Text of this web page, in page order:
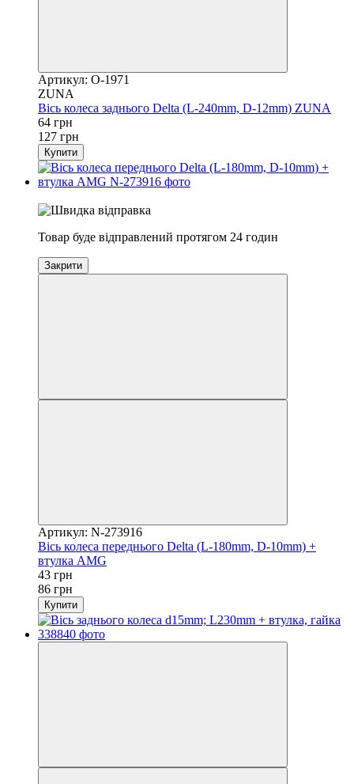
Артикул: O-1971
ZUNA
Вісь колеса заднього Delta (L-240mm, D-12mm) ZUNA
64 грн
127 грн
Купити
Товар буде відправлений протягом 24 годин
Закрити
Артикул: N-273916
Вісь колеса переднього Delta (L-180mm, D-10mm) +
втулка AMG
43 грн
86 грн
Купити